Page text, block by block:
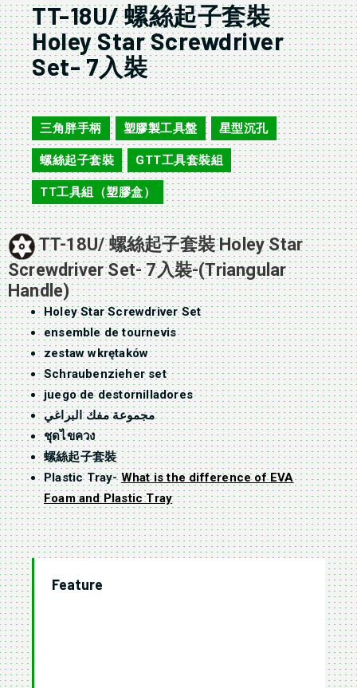
TT-18U/ 螺絲起子套裝
Holey Star Screwdriver
Set- 7入裝
TT-18U
三角胖手柄 , 塑膠製工具盤 , 星型沉孔 ,
螺絲起子套裝 , GTT工具套裝組 ,
TT工具組（塑膠盒）
TT-18U/ 螺絲起子套裝 Holey Star
Screwdriver Set- 7入裝-(Triangular
Handle)
Holey Star Screwdriver Set
ensemble de tournevis
zestaw wkrętaków
Schraubenzieher set
juego de destornilladores
مجموعة مفك البراغي
ชุดไขควง
螺絲起子套裝
Plastic Tray- What is the difference of EVA
Foam and Plastic Tray
Feature